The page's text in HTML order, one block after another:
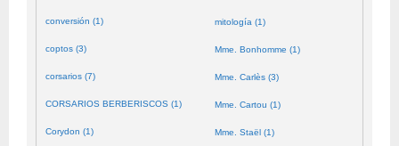
conversión (1)
coptos (3)
corsarios (7)
CORSARIOS BERBERISCOS (1)
Corydon (1)
mitología (1)
Mme. Bonhomme (1)
Mme. Carlès (3)
Mme. Cartou (1)
Mme. Staël (1)